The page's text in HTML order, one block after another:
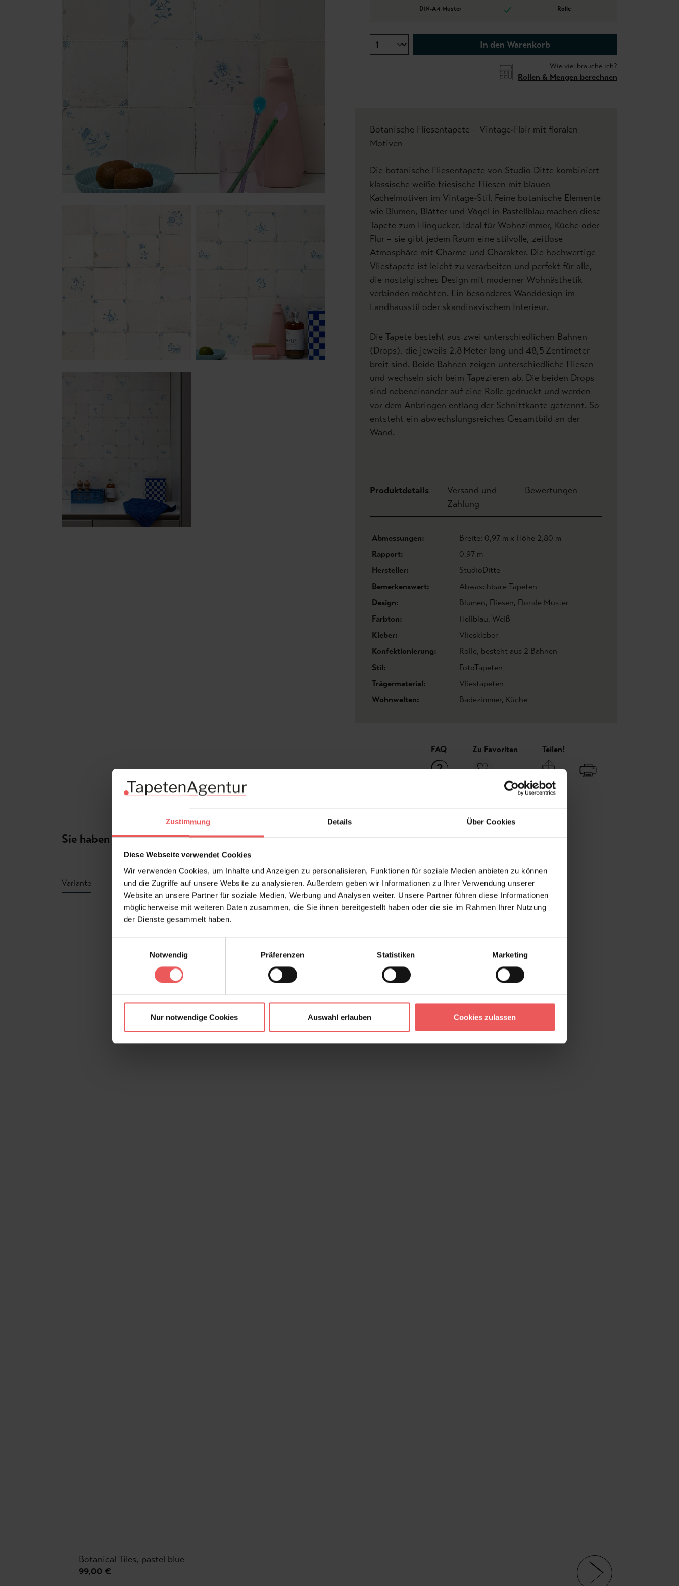
Zustimmung Details Über Cookies
Diese Webseite verwendet Cookies
Wir verwenden Cookies, um Inhalte und Anzeigen zu personalisieren, Funktionen für soziale Medien anbieten zu können
und die Zugriffe auf unsere Website zu analysieren. Außerdem geben wir Informationen zu Ihrer Verwendung unserer
Website an unsere Partner für soziale Medien, Werbung und Analysen weiter. Unsere Partner führen diese Informationen
möglicherweise mit weiteren Daten zusammen, die Sie ihnen bereitgestellt haben oder die sie im Rahmen Ihrer Nutzung
der Dienste gesammelt haben.
Notwendig
Präferenzen Statistiken Marketing
Nur notwendige Cookies Auswahl erlauben Cookies zulassen
DIN-A4 Muster Rolle
In den Warenkorb
Wie viel brauche ich?
Rollen & Mengen berechnen
Botanische Fliesentapete – Vintage-Flair mit floralen
Motiven
Die botanische Fliesentapete von Studio Ditte kombiniert
klassische weiße friesische Fliesen mit blauen
Kachelmotiven im Vintage-Stil. Feine botanische Elemente
wie Blumen, Blätter und Vögel in Pastellblau machen diese
Tapete zum Hingucker. Ideal für Wohnzimmer, Küche oder
Flur – sie gibt jedem Raum eine stilvolle, zeitlose
Atmosphäre mit Charme und Charakter. Die hochwertige
Vliestapete ist leicht zu verarbeiten und perfekt für alle,
die nostalgisches Design mit moderner Wohnästhetik
verbinden möchten. Ein besonderes Wanddesign im
Landhausstil oder skandinavischem Interieur.
Die Tapete besteht aus zwei unterschiedlichen Bahnen
(Drops), die jeweils 2,8 Meter lang und 48,5 Zentimeter
breit sind. Beide Bahnen zeigen unterschiedliche Fliesen
und wechseln sich beim Tapezieren ab. Die beiden Drops
sind nebeneinander auf eine Rolle gedruckt und werden
vor dem Anbringen entlang der Schnittkante getrennt. So
entsteht ein abwechslungsreiches Gesamtbild an der
Wand.
Produktdetails
Versand und
Zahlung
Bewertungen
Abmessungen:
Breite: 0,97 m x Höhe 2,80 m
Rapport:
0,97 m
Hersteller:
StudioDitte
Bemerkenswert:
Abwaschbare Tapeten
Design:
Blumen, Fliesen, Florale Muster
Farbton:
Hellblau, Weiß
Kleber:
Vlieskleber
Konfektionierung:
Rolle, besteht aus 2 Bahnen
Stil:
FotoTapeten
Trägermaterial:
Vliestapeten
Wohnwelten:
Badezimmer, Küche
FAQ Zu Favoriten Teilen!
Sie haben Fragen zum Produkt? Frage stellen +49 (0)221 932 81 82
Variante
Produktgalerie überspringen
Botanical Tiles, pastel blue
99,00 €